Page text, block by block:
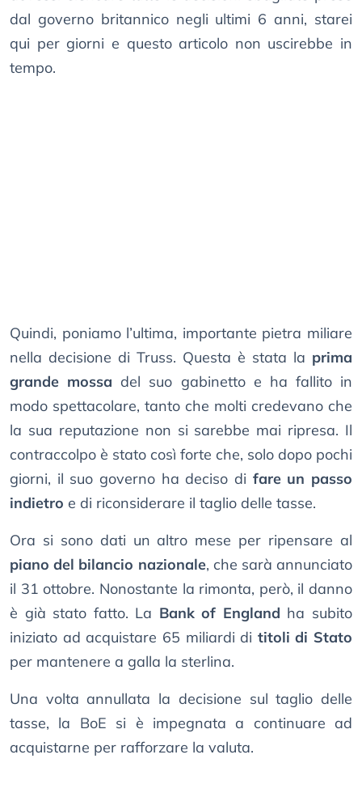
dal governo britannico negli ultimi 6 anni, starei
qui per giorni e questo articolo non uscirebbe in
tempo.
Quindi, poniamo l’ultima, importante pietra miliare
nella decisione di Truss. Questa è stata la prima
grande mossa del suo gabinetto e ha fallito in
modo spettacolare, tanto che molti credevano che
la sua reputazione non si sarebbe mai ripresa. Il
contraccolpo è stato così forte che, solo dopo pochi
giorni, il suo governo ha deciso di fare un passo
indietro e di riconsiderare il taglio delle tasse.
Ora si sono dati un altro mese per ripensare al
piano del bilancio nazionale, che sarà annunciato
il 31 ottobre. Nonostante la rimonta, però, il danno
è già stato fatto. La Bank of England ha subito
iniziato ad acquistare 65 miliardi di titoli di Stato
per mantenere a galla la sterlina.
Una volta annullata la decisione sul taglio delle
tasse, la BoE si è impegnata a continuare ad
acquistarne per rafforzare la valuta.